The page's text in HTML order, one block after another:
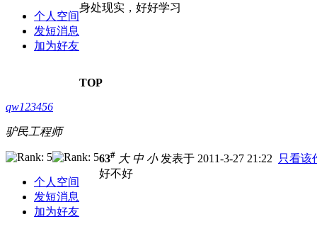
个人空间
发短消息
加为好友
身处现实，好好学习
TOP
qw123456
驴民工程师
个人空间
发短消息
加为好友
63# 大 中 小发表于 2011-3-27 21:22
只看该
好不好